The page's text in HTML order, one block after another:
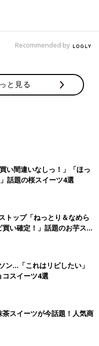
Recommended by
と見る
い間違いなしっ！」「ほっ
話題の桜スイーツ4選
トップ「ねっとり＆なめら
い確定！」話題のお芋スイ
ン…「これはリピしたい」
コスイーツ4選
スイーツが今話題！人気商